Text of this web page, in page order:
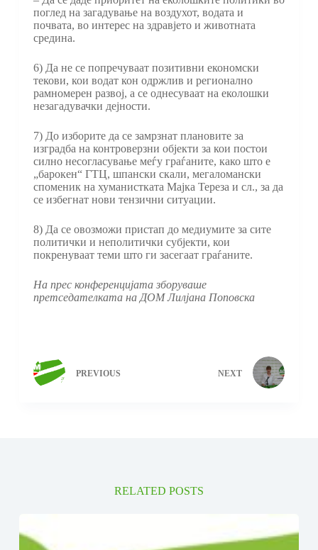
поглед на загадување на воздухот, водата и
почвата, во интерес на здравјето и животната
средина.
6) Да не се попречуваат позитивни економски
текови, кои водат кон одржлив и регионално
рамномерен развој, а се однесуваат на еколошки
незагадувачки дејности.
7) До изборите да се замрзнат плановите за
изградба на контроверзни објекти за кои постои
силно несогласување меѓу граѓаните, како што е
„барокен“ ГТЦ, шпански скали, мегаломански
споменик на хуманистката Мајка Тереза и сл., за да
се избегнат нови тензични ситуации.
8) Да се овозможи пристап до медиумите за сите
политички и неполитички субјекти, кои
покренуваат теми што ги засегаат граѓаните.
На прес конференцијата зборуваше
претседателката на ДОМ Лилјана Поповска
PREVIOUS NEXT
RELATED POSTS